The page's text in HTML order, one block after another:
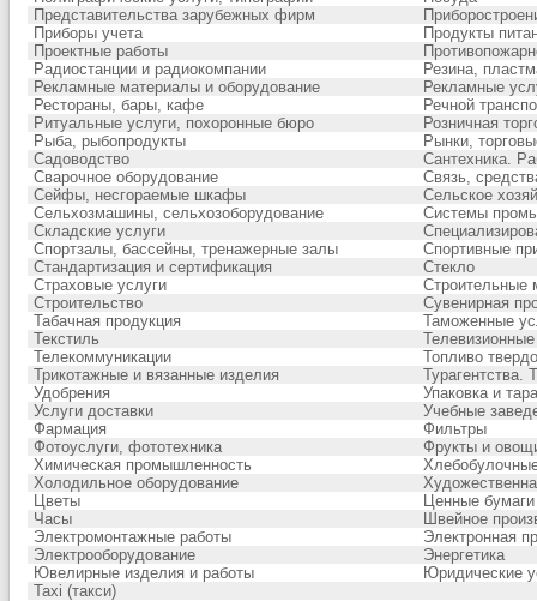
Представительства зарубежных фирм
Приборы учета
Продукты
Проектные работы
Радиостанции и радиокомпании
Резина,
Рекламные материалы и оборудование
Рекламные
Рестораны, бары, кафе
Речной
Ритуальные услуги, похоронные бюро
Розничная
Рыба, рыбопродукты
Рынки,
Садоводство
Сантехника.
Сварочное оборудование
Связь,
Сейфы, несгораемые шкафы
Сельское
Сельхозмашины, сельхозоборудование
Системы
Складские услуги
Спортзалы, бассейны, тренажерные залы
Спортивные
Стандартизация и сертификация
Стекло
Страховые услуги
Строительные
Строительство
Сувенирная
Табачная продукция
Таможенные
Текстиль
Телекоммуникации
Топливо
Трикотажные и вязанные изделия
Турагентства.
Удобрения
Упаковка и тара
Услуги доставки
Учебные
Фармация
Фильтры
Фотоуслуги, фототехника
Фрукты и
Химическая промышленность
Холодильное оборудование
Цветы
Ценные бумаги
Часы
Швейное
Электромонтажные работы
Электронная
Электрооборудование
Энергетика
Ювелирные изделия и работы
Юридические
Taxi (такси)